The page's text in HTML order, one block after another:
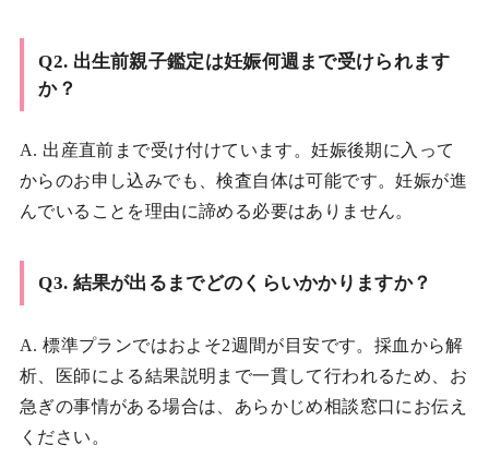
Q2. 出生前親子鑑定は妊娠何週まで受けられます
か？
A. 出産直前まで受け付けています。妊娠後期に入って
からのお申し込みでも、検査自体は可能です。妊娠が進
んでいることを理由に諦める必要はありません。
Q3. 結果が出るまでどのくらいかかりますか？
A. 標準プランではおよそ2週間が目安です。採血から解
析、医師による結果説明まで一貫して行われるため、お
急ぎの事情がある場合は、あらかじめ相談窓口にお伝え
ください。